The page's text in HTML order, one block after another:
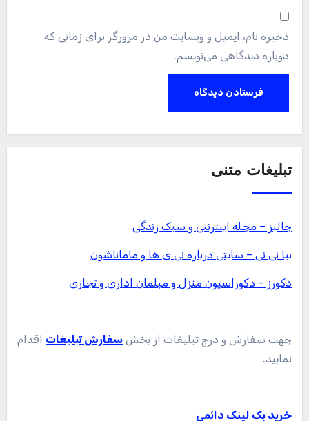
ذخیره نام، ایمیل و وبسایت من در مرورگر برای زمانی که
دوباره دیدگاهی می‌نویسم.
تبلیغات متنی
جالبز – مجله اینترنتی و سبک زندگی
بیا نی نی – سایتی درباره نی ی ها و ماماناشون
دکورز – دکوراسیون منزل و مبلمان اداری و تجاری
جهت سفارش و درج تبلیغات از بخش سفارش تبلیغات اقدام
نمایید.
خرید بک لینک دائمی